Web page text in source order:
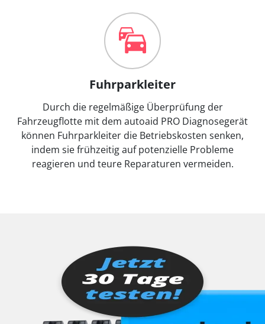
Fuhrparkleiter
Durch die regelmäßige Überprüfung der
Fahrzeugflotte mit dem autoaid PRO Diagnosegerät
können Fuhrparkleiter die Betriebskosten senken,
indem sie frühzeitig auf potenzielle Probleme
reagieren und teure Reparaturen vermeiden.